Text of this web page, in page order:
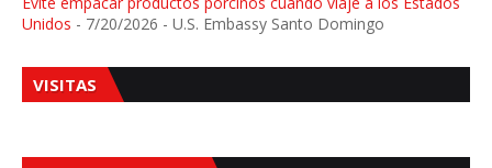
Unidos - 7/20/2026 - U.S. Embassy Santo Domingo
VISITAS